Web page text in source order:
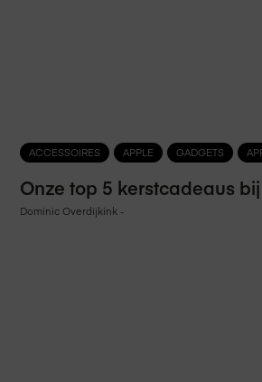
ACCESSOIRES APPLE GADGETS
Onze top 5 kerstcadeaus
Dominic Overdijkink -